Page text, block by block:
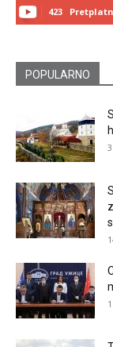
423
POPULARNO